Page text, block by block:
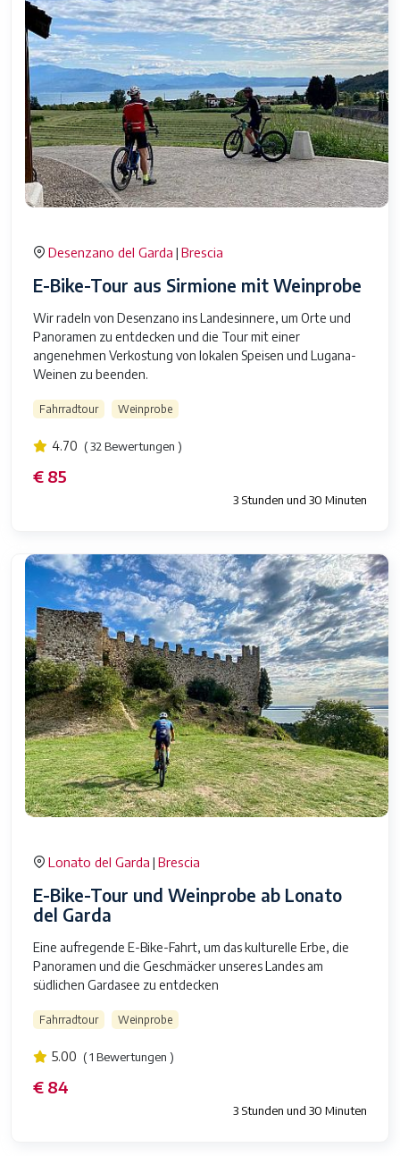
Desenzano del Garda | Brescia
E-Bike-Tour aus Sirmione mit Weinprobe
Wir radeln von Desenzano ins Landesinnere, um Orte und
Panoramen zu entdecken und die Tour mit einer
angenehmen Verkostung von lokalen Speisen und Lugana-
Weinen zu beenden.
Fahrradtour Weinprobe
4.70 ( 32 Bewertungen )
€ 85
3 Stunden und 30 Minuten
Lonato del Garda | Brescia
E-Bike-Tour und Weinprobe ab Lonato
del Garda
Eine aufregende E-Bike-Fahrt, um das kulturelle Erbe, die
Panoramen und die Geschmäcker unseres Landes am
südlichen Gardasee zu entdecken
Fahrradtour Weinprobe
5.00 ( 1 Bewertungen )
€ 84
3 Stunden und 30 Minuten